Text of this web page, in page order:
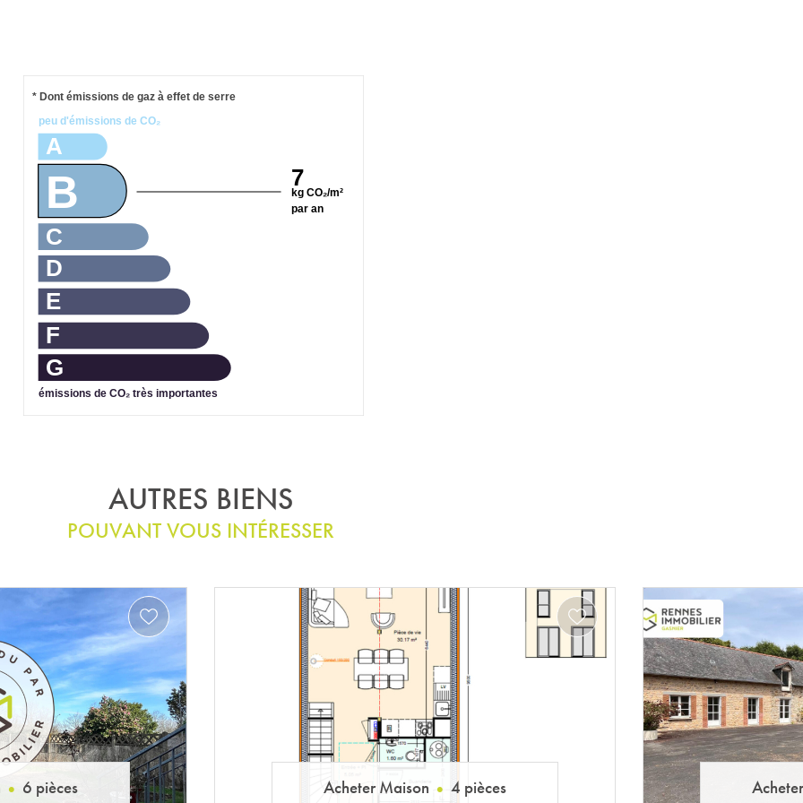
7
kg CO₂/m²
par an
A
B
C
D
E
F
G
émissions de CO₂ très importantes
peu d'émissions de CO₂
* Dont émissions de gaz à effet de serre
AUTRES BIENS
POUVANT VOUS INTÉRESSER
4 pièces
Acheter Maison
4 pièces